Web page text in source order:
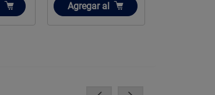
Añadir
Agregar al